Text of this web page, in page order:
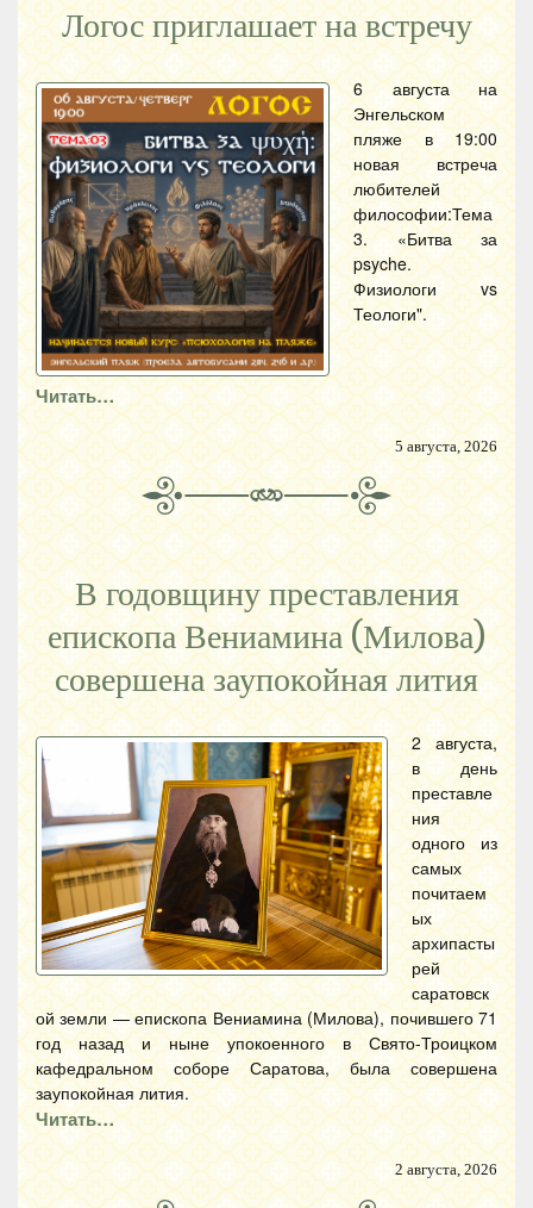
Логос приглашает на встречу
6 августа на
Энгельском
пляже в 19:00
новая встреча
любителей
философии:Тема
3. «Битва за
psyche.
Физиологи vs
Теологи".
Читать…
5 августа, 2026
В годовщину преставления
епископа Вениамина (Милова)
совершена заупокойная лития
2 августа,
в день
преставле
ния
одного из
самых
почитаем
ых
архипасты
рей
саратовск
ой земли — епископа Вениамина (Милова), почившего 71
год назад и ныне упокоенного в Свято-Троицком
кафедральном соборе Саратова, была совершена
заупокойная лития.
Читать…
2 августа, 2026